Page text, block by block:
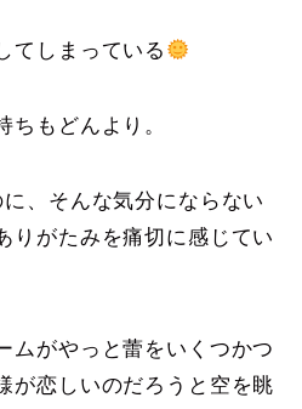
てしまっている
もどんより。
、そんな気分にならない
りがたみを痛切に感じてい
がやっと蕾をいくつかつ
が恋しいのだろうと空を眺